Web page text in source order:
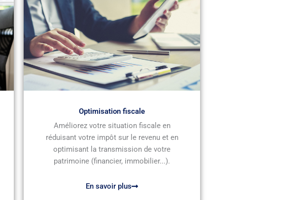
Optimisation fiscale
Améliorez votre situation fiscale en
réduisant votre impôt sur le revenu et en
optimisant la transmission de votre
patrimoine (financier, immobilier...).
En savoir plus